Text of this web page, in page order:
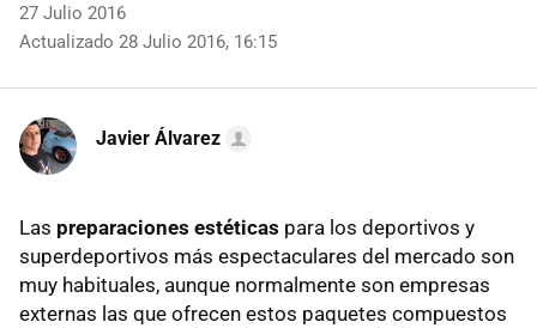
27 Julio 2016
Actualizado 28 Julio 2016, 16:15
Javier Álvarez
Las preparaciones estéticas para los deportivos y
superdeportivos más espectaculares del mercado son
muy habituales, aunque normalmente son empresas
externas las que ofrecen estos paquetes compuestos